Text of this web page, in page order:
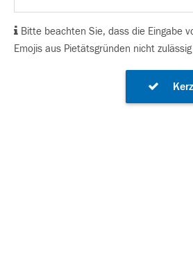
Bitte beachten Sie, dass die Eingabe
Emojis aus Pietätsgründen nicht